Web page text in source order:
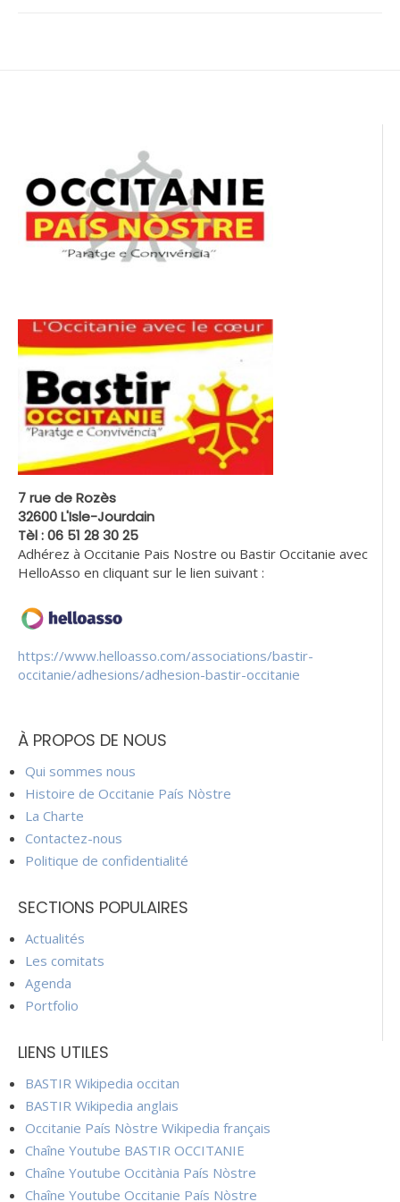
7 rue de Rozès
32600 L'Isle-Jourdain
Tèl : 06 51 28 30 25
Adhérez à Occitanie Pais Nostre ou Bastir Occitanie avec
HelloAsso en cliquant sur le lien suivant :
https://www.helloasso.com/associations/bastir-
occitanie/adhesions/adhesion-bastir-occitanie
À PROPOS DE NOUS
Qui sommes nous
Histoire de Occitanie País Nòstre
La Charte
Contactez-nous
Politique de confidentialité
SECTIONS POPULAIRES
Actualités
Les comitats
Agenda
Portfolio
LIENS UTILES
BASTIR Wikipedia occitan
BASTIR Wikipedia anglais
Occitanie País Nòstre Wikipedia français
Chaîne Youtube BASTIR OCCITANIE
Chaîne Youtube Occitània País Nòstre
Chaîne Youtube Occitanie País Nòstre